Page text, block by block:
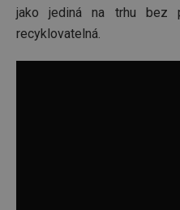
jako jediná na trhu bez
recyklovatelná.